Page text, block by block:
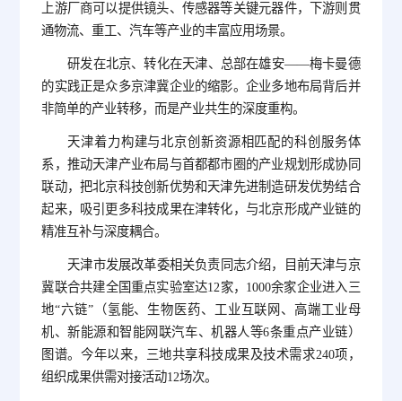
上游厂商可以提供镜头、传感器等关键元器件，下游则贯
通物流、重工、汽车等产业的丰富应用场景。
研发在北京、转化在天津、总部在雄安——梅卡曼德
的实践正是众多京津冀企业的缩影。企业多地布局背后并
非简单的产业转移，而是产业共生的深度重构。
天津着力构建与北京创新资源相匹配的科创服务体
系，推动天津产业布局与首都都市圈的产业规划形成协同
联动，把北京科技创新优势和天津先进制造研发优势结合
起来，吸引更多科技成果在津转化，与北京形成产业链的
精准互补与深度耦合。
天津市发展改革委相关负责同志介绍，目前天津与京
冀联合共建全国重点实验室达12家，1000余家企业进入三
地“六链”（氢能、生物医药、工业互联网、高端工业母
机、新能源和智能网联汽车、机器人等6条重点产业链）
图谱。今年以来，三地共享科技成果及技术需求240项，
组织成果供需对接活动12场次。